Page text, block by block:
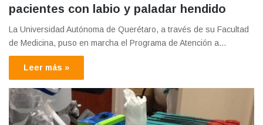
pacientes con labio y paladar hendido
La Universidad Autónoma de Querétaro, a través de su Facultad
de Medicina, puso en marcha el Programa de Atención a…
Leer más »